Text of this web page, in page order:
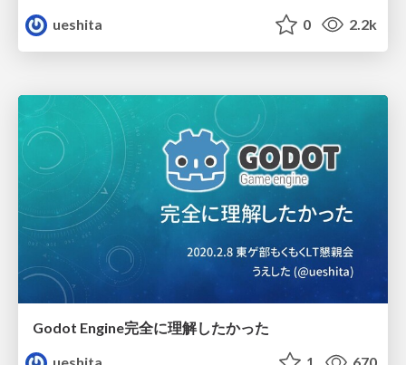
ueshita
0 2.2k
Godot Engine完全に理解したかった
ueshita
1 670